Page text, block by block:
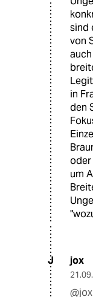
sind
von
in
den
oder
um
J jox